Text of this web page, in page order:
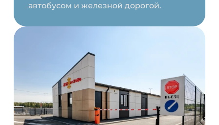
автобусом и железной дорогой.